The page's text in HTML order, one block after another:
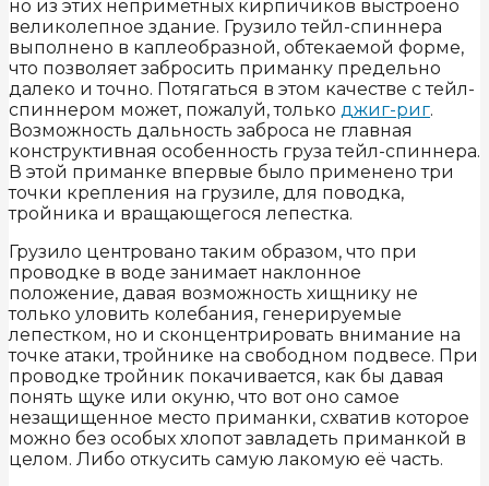
но из этих неприметных кирпичиков выстроено
великолепное здание. Грузило тейл-спиннера
выполнено в каплеобразной, обтекаемой форме,
что позволяет забросить приманку предельно
далеко и точно. Потягаться в этом качестве с тейл-
спиннером может, пожалуй, только джиг-риг.
Возможность дальность заброса не главная
конструктивная особенность груза тейл-спиннера.
В этой приманке впервые было применено три
точки крепления на грузиле, для поводка,
тройника и вращающегося лепестка.
Грузило центровано таким образом, что при
проводке в воде занимает наклонное
положение, давая возможность хищнику не
только уловить колебания, генерируемые
лепестком, но и сконцентрировать внимание на
точке атаки, тройнике на свободном подвесе. При
проводке тройник покачивается, как бы давая
понять щуке или окуню, что вот оно самое
незащищенное место приманки, схватив которое
можно без особых хлопот завладеть приманкой в
целом. Либо откусить самую лакомую её часть.